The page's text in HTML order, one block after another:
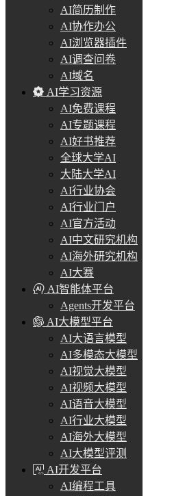
AI简历制作
AI协作办公
AI浏览器插件
AI调查问卷
AI域名
AI学习资源
AI免费课程
AI专题课程
AI好书推荐
全球大学AI
大陆大学AI
AI行业协会
AI行业门户
AI官方活动
AI中文研究机构
AI海外研究机构
AI大赛
AI智能体平台
Agents开发平台
AI大模型平台
AI大语言模型
AI多模态大模型
AI视觉大模型
AI视频大模型
AI语音大模型
AI行业大模型
AI海外大模型
AI大模型评测
AI开发平台
AI编程工具